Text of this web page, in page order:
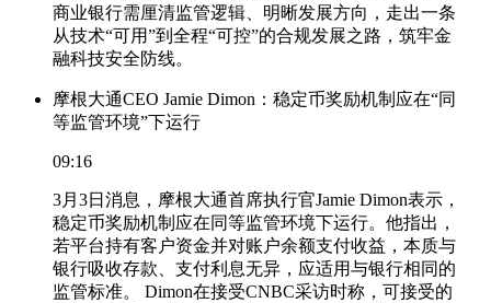
商业银行需厘清监管逻辑、明晰发展方向，走出一条
从技术“可用”到全程“可控”的合规发展之路，筑牢金
融科技安全防线。
摩根大通CEO Jamie Dimon：稳定币奖励机制应在“同
等监管环境”下运行
09:16
3月3日消息，摩根大通首席执行官Jamie Dimon表示，
稳定币奖励机制应在同等监管环境下运行。他指出，
若平台持有客户资金并对账户余额支付收益，本质与
银行吸收存款、支付利息无异，应适用与银行相同的
监管标准。 Dimon在接受CNBC采访时称，可接受的